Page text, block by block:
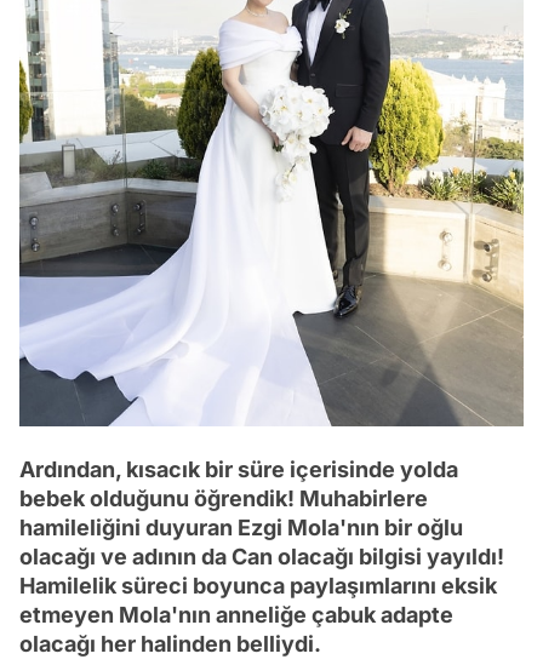
Ardından, kısacık bir süre içerisinde yolda
bebek olduğunu öğrendik! Muhabirlere
hamileliğini duyuran Ezgi Mola'nın bir oğlu
olacağı ve adının da Can olacağı bilgisi yayıldı!
Hamilelik süreci boyunca paylaşımlarını eksik
etmeyen Mola'nın anneliğe çabuk adapte
olacağı her halinden belliydi.